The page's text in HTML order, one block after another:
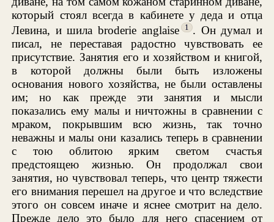
который стоял всегда в кабинете у деда и отца
Левина, и шила broderie anglaise
1 . Он думал и
писал, не переставая радостно чувствовать ее
присутствие. Занятия его и хозяйством и книгой,
в которой должны были быть изложены
основания нового хозяйства, не были оставлены
им; но как прежде эти занятия и мысли
показались ему малы и ничтожны в сравнении с
мраком, покрывшим всю жизнь, так точно
неважны и малы они казались теперь в сравнении
с тою облитою ярким светом счастья
предстоящею жизнью. Он продолжал свои
занятия, но чувствовал теперь, что центр тяжести
его внимания перешел на другое и что вследствие
этого он совсем иначе и яснее смотрит на дело.
Прежде дело это было для него спасением от